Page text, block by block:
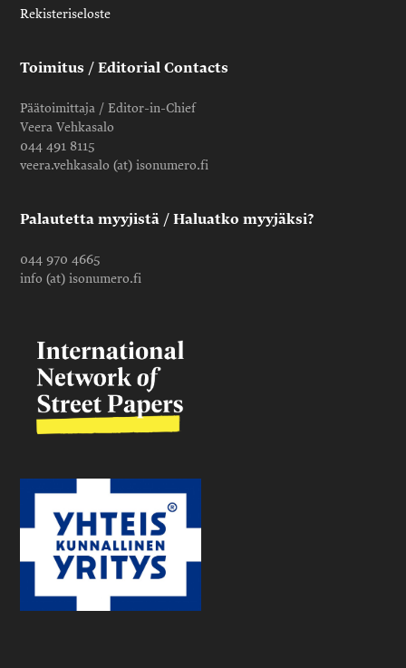
Rekisteriseloste
Toimitus / Editorial Contacts
Päätoimittaja / Editor-in-Chief
Veera Vehkasalo
044 491 8115
veera.vehkasalo (at) isonumero.fi
Palautetta myyjistä / Haluatko myyjäksi?
044 970 4665
info (at) isonumero.fi